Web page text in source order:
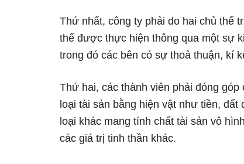
Thứ nhất, công ty phải do hai chủ thể
thể được thực hiện thông qua một sự
trong đó các bên có sự thoả thuận, kí
Thứ hai, các thành viên phải đóng
loại tài sản bằng hiện vật như tiền,
loại khác mang tính chất tài sản vô
các giá trị tinh thần khác.